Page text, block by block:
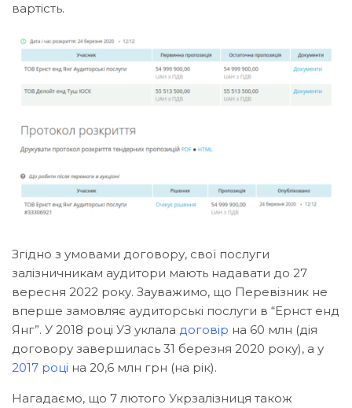
вартість.
Згідно з умовами договору, свої послуги
залізничникам аудитори мають надавати до 27
вересня 2022 року. Зауважимо, що Перевізник не
вперше замовляє аудиторські послуги в “Ернст енд
Янг”. У 2018 році УЗ уклала договір на 60 млн (дія
договору завершилась 31 березня 2020 року), а у
2017 році на 20,6 млн грн (на рік).
Нагадаємо, що 7 лютого Укрзалізниця також